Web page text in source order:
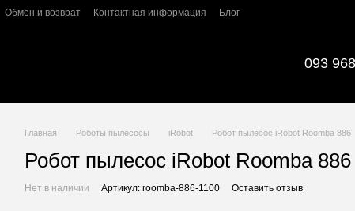
Обмен и возврат Контактная информация Блог
093
Главная Роботы пылесосы iRobot Робот пылесос iRobot Roomba 886
Робот пылесос iRobot Roomba 886
Нет в наличии Артикул: roomba-886-1100 Оставить отзыв